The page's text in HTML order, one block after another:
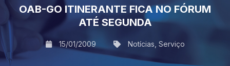
OAB-GO ITINERANTE FICA NO FÓRUM
ATÉ SEGUNDA
15/01/2009 Notícias Serviço